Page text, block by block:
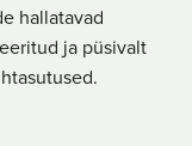
hallatavad
ja püsivalt